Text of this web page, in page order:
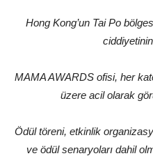
Hong Kong’un Tai Po
MAMA AWARDS ofisi, her
üzere acil olarak
Ödül töreni, etkinlik
ve ödül senaryoları dahil